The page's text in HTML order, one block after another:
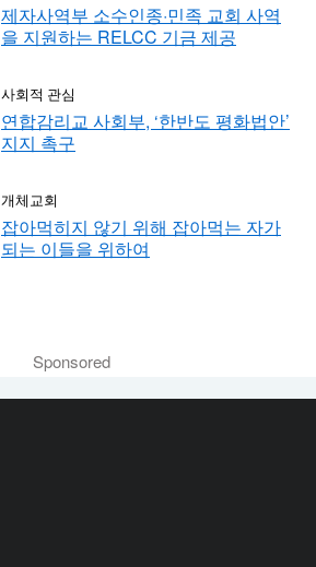
제자사역부 소수인종·민족 교회 사역
을 지원하는 RELCC 기금 제공
사회적 관심
연합감리교 사회부, ‘한반도 평화법안’
지지 촉구
개체교회
잡아먹히지 않기 위해 잡아먹는 자가
되는 이들을 위하여
Sponsored